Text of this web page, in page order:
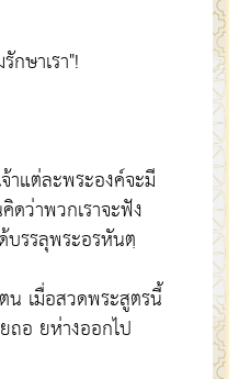
กษาเรา"!
าแต่ละพระองค์จะมี
ดว่าพวกเราจะฟัง
บรรลุพระอรหันตฺ
น เมื่อสวดพระสูตรนี้
ถอ ยห่างออกไป